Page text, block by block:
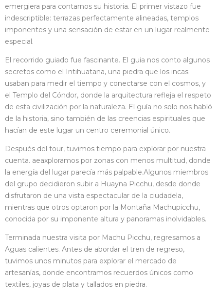
emergiera para contarnos su historia. El primer vistazo fue
indescriptible: terrazas perfectamente alineadas, templos
imponentes y una sensación de estar en un lugar realmente
especial.
El recorrido guiado fue fascinante. El guia nos conto algunos
secretos como el Intihuatana, una piedra que los incas
usaban para medir el tiempo y conectarse con el cosmos, y
el Templo del Cóndor, donde la arquitectura refleja el respeto
de esta civilización por la naturaleza. El guía no solo nos habló
de la historia, sino también de las creencias espirituales que
hacían de este lugar un centro ceremonial único.
Después del tour, tuvimos tiempo para explorar por nuestra
cuenta. aeaxploramos por zonas con menos multitud, donde
la energía del lugar parecía más palpable.Algunos miembros
del grupo decidieron subir a Huayna Picchu, desde donde
disfrutaron de una vista espectacular de la ciudadela,
mientras que otros optaron por la Montaña Machupicchu,
conocida por su imponente altura y panoramas inolvidables.
Terminada nuestra visita por Machu Picchu, regresamos a
Aguas calientes. Antes de abordar el tren de regreso,
tuvimos unos minutos para explorar el mercado de
artesanías, donde encontramos recuerdos únicos como
textiles, joyas de plata y tallados en piedra.